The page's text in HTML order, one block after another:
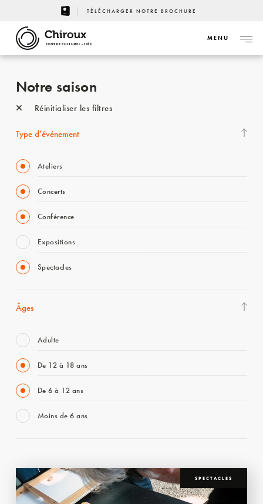
TÉLÉCHARGER NOTRE BROCHURE
CENTRE CULTUREL - LIÈGE
MENU
Notre saison
Réinitialiser les filtres
Type d’événement
Ateliers
Concerts
Conférence
Expositions
Spectacles
Âges
Adulte
De 12 à 18 ans
De 6 à 12 ans
Moins de 6 ans
SPECTACLES